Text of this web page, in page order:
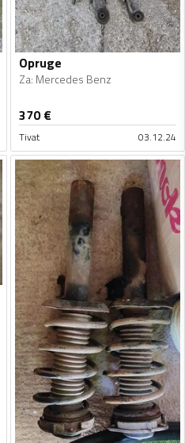
Opruge
Za: Mercedes Benz
370€
Tivat 03.12.24